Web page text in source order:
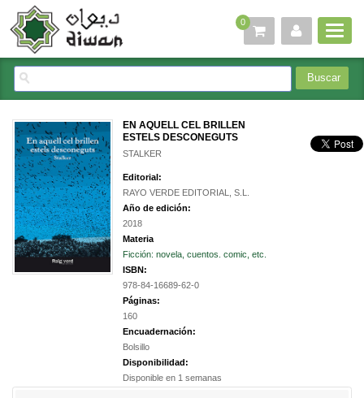
0
EN AQUELL CEL BRILLEN
ESTELS DESCONEGUTS
STALKER
Editorial:
RAYO VERDE EDITORIAL, S.L.
Año de edición:
2018
Materia
Ficción: novela, cuentos. comic, etc.
ISBN:
978-84-16689-62-0
Páginas:
160
Encuadernación:
Bolsillo
Disponibilidad:
Disponible en 1 semanas